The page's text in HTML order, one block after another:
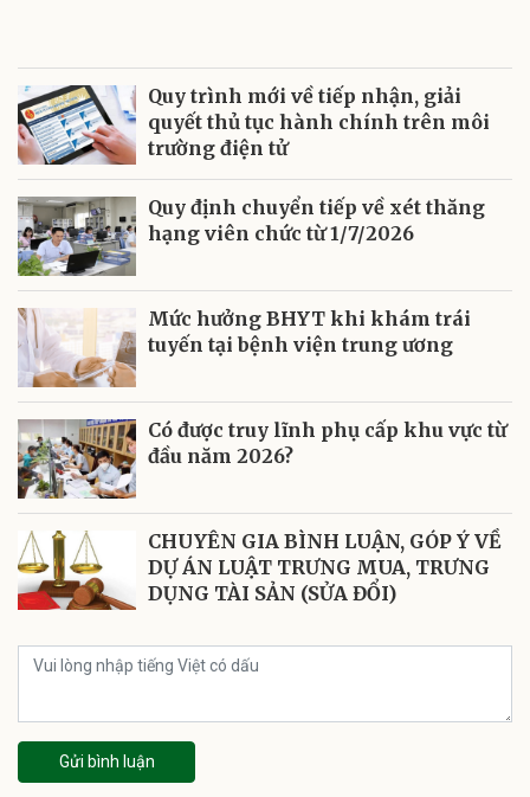
Quy trình mới về tiếp nhận, giải
quyết thủ tục hành chính trên môi
trường điện tử
Quy định chuyển tiếp về xét thăng
hạng viên chức từ 1/7/2026
Mức hưởng BHYT khi khám trái
tuyến tại bệnh viện trung ương
Có được truy lĩnh phụ cấp khu vực từ
đầu năm 2026?
CHUYÊN GIA BÌNH LUẬN, GÓP Ý VỀ
DỰ ÁN LUẬT TRƯNG MUA, TRƯNG
DỤNG TÀI SẢN (SỬA ĐỔI)
Gửi bình luận